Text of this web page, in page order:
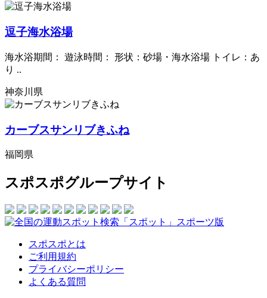
逗子海水浴場
海水浴期間： 遊泳時間： 形状：砂場・海水浴場 トイレ：あ
り ..
神奈川県
カーブスサンリブきふね
福岡県
スポスポグループサイト
スポスポとは
ご利用規約
プライバシーポリシー
よくある質問